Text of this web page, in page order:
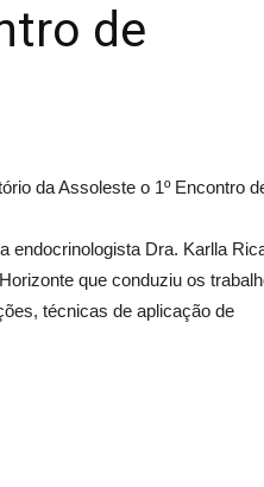
de
da Assoleste o 1º Encontro
endocrinologista Dra. Karlla
que conduziu os
técnicas de aplicação de